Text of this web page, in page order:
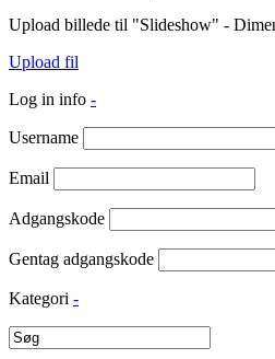
Upload billede til "Slideshow" -
Upload fil
Log in info -
Username
Email
Adgangskode
Gentag adgangskode
Kategori -